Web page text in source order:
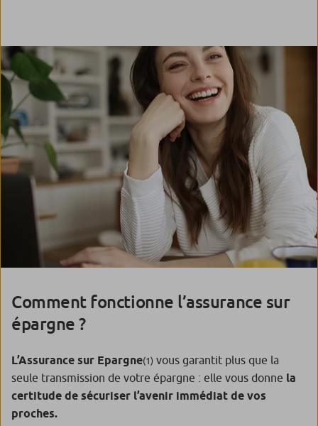
Comment fonctionne l’assurance sur
épargne ?
L’Assurance sur Epargne(1) vous garantit plus que la
seule transmission de votre épargne : elle vous donne la
certitude de sécuriser l’avenir immédiat de vos
proches.